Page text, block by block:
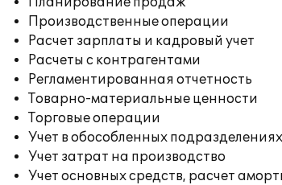
Производственные операции
Расчет зарплаты и кадровый учет
Расчеты с контрагентами
Регламентированная отчетность
Товарно-материальные ценности
Торговые операции
Учет в обособленных подразделениях
Учет затрат на производство
Учет основных средств, расчет